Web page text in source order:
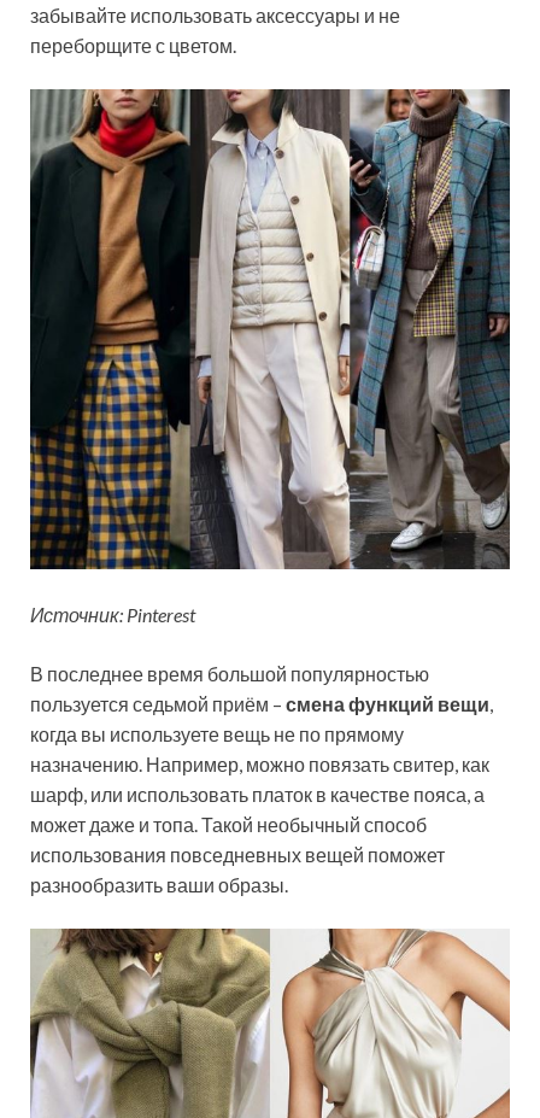
забывайте использовать аксессуары и не
переборщите с цветом.
Источник: Pinterest
В последнее время большой популярностью
пользуется седьмой приём – смена функций вещи,
когда вы используете вещь не по прямому
назначению. Например, можно повязать свитер, как
шарф, или использовать платок в качестве пояса, а
может даже и топа. Такой необычный способ
использования повседневных вещей поможет
разнообразить ваши образы.